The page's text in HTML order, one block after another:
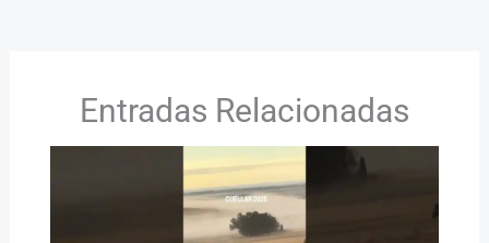
Entradas Relacionadas